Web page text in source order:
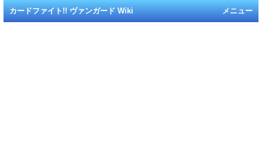
メニュー
カードファイト!! ヴァンガード Wiki